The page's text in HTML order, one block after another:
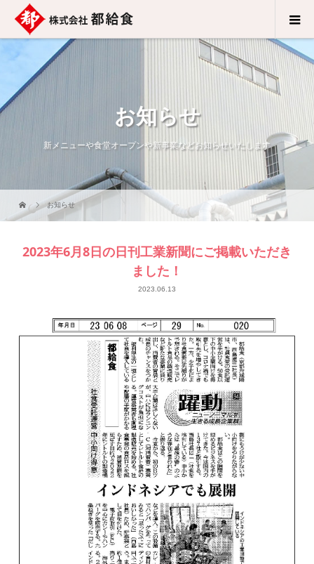
お知らせ
新メニューや食堂オープンや新事業などお知らせいたします
お知らせ
2023年6月8日の日刊工業新聞にご掲載いただき
ました！
2023.06.13